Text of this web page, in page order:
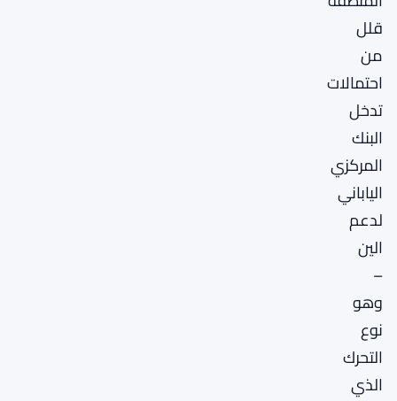
قلل
من
احتمالات
تدخل
البنك
المركزي
الياباني
لدعم
الين
–
وهو
نوع
التحرك
الذي